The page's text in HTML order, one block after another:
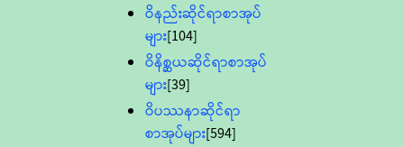
ဝိနည်းဆိုင်ရာစာအုပ်
များ[104]
ဝိနိစ္ဆယဆိုင်ရာစာအုပ်
များ[39]
ဝိပဿနာဆိုင်ရာ
စာအုပ်များ[594]